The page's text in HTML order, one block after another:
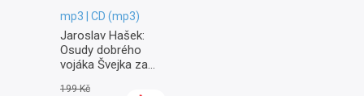
mp3 | CD (mp3)
Jaroslav Hašek:
Osudy dobrého
vojáka Švejka za
199 Kč